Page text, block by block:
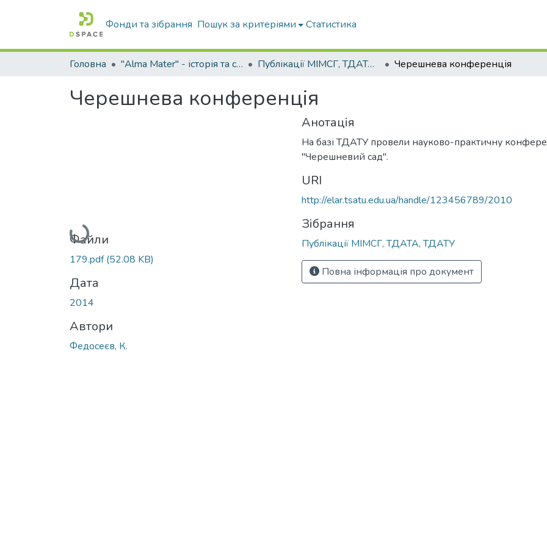
Фонди та зібрання Пошук за критеріями Статистика
Головна "Alma Mater" - історія та сьогодення Університету Публікації МІМСГ, ТДАТА, ТДАТУ Черешнева конференція
Черешнева конференція
Вантажиться...
Файли
179.pdf(52.08 KB)
Дата
2014
Автори
Федосеєв, К.
Анотація
На базі ТДАТУ провели науково-практичну
"Черешневий сад".
URI
http://elar.tsatu.edu.ua/handle/123456789/2010
Зібрання
Публікації МІМСГ, ТДАТА, ТДАТУ
Повна інформація про документ